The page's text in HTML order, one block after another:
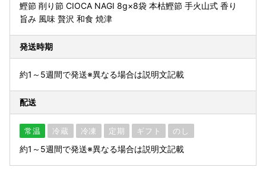
鰹節 削り節 CIOCA NAGI 8g×8袋 本枯鰹節 手火山式 香り
旨み 風味 贅沢 和食 焼津
発送時期
約1～5週間で発送※異なる場合は説明文記載
配送
常温 冷蔵 冷凍 定期 ギフト のし
約1～5週間で発送※異なる場合は説明文記載